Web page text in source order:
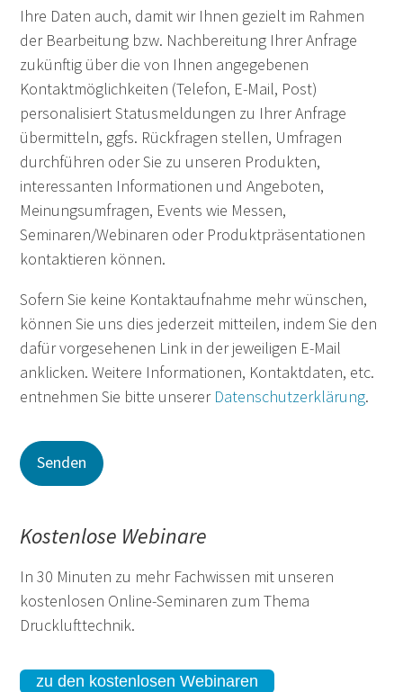
Ihre Daten auch, damit wir Ihnen gezielt im Rahmen
der Bearbeitung bzw. Nachbereitung Ihrer Anfrage
zukünftig über die von Ihnen angegebenen
Kontaktmöglichkeiten (Telefon, E-Mail, Post)
personalisiert Statusmeldungen zu Ihrer Anfrage
übermitteln, ggfs. Rückfragen stellen, Umfragen
durchführen oder Sie zu unseren Produkten,
interessanten Informationen und Angeboten,
Meinungsumfragen, Events wie Messen,
Seminaren/Webinaren oder Produktpräsentationen
kontaktieren können.
Sofern Sie keine Kontaktaufnahme mehr wünschen,
können Sie uns dies jederzeit mitteilen, indem Sie den
dafür vorgesehenen Link in der jeweiligen E-Mail
anklicken. Weitere Informationen, Kontaktdaten, etc.
entnehmen Sie bitte unserer Datenschutzerklärung.
Kostenlose Webinare
In 30 Minuten zu mehr Fachwissen mit unseren
kostenlosen Online-Seminaren zum Thema
Drucklufttechnik.
zu den kostenlosen Webinaren